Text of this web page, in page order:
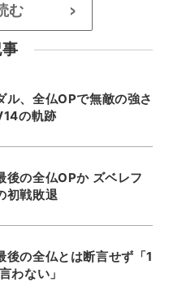
む >
ル、全仏OPで無敵の強さ
の軌跡
後の全仏OPか ズベレフ
初戦敗退
後の全仏とは断言せず「1
わない」